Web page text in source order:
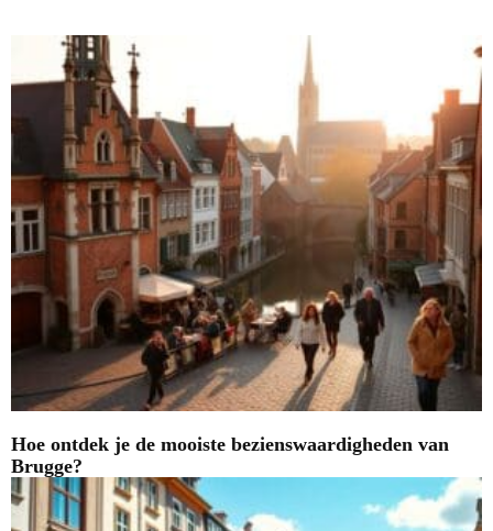
Hoe ontdek je de mooiste bezienswaardigheden van
Brugge?